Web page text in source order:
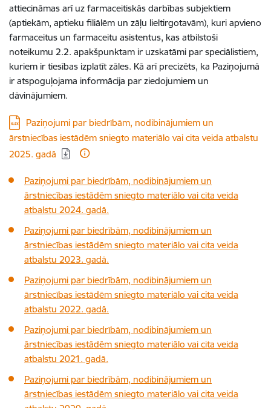
attiecināmas arī uz farmaceitiskās darbības subjektiem
(aptiekām, aptieku filiālēm un zāļu lieltirgotavām), kuri apvieno
farmaceitus un farmaceitu asistentus, kas atbilstoši
noteikumu 2.2. apakšpunktam ir uzskatāmi par speciālistiem,
kuriem ir tiesības izplatīt zāles. Kā arī precizēts, ka Paziņojumā
ir atspoguļojama informācija par ziedojumiem un
dāvinājumiem.
Lejupielādēt:
Paziņojumi par biedrībām, nodibinājumiem un
ārstniecības iestādēm sniegto materiālo vai cita veida atbalstu
2025. gadā
Paziņojumi par biedrībām, nodibinājumiem un
ārstniecības iestādēm sniegto materiālo vai cita veida
atbalstu 2024. gadā.
Paziņojumi par biedrībām, nodibinājumiem un
ārstniecības iestādēm sniegto materiālo vai cita veida
atbalstu 2023. gadā.
Paziņojumi par biedrībām, nodibinājumiem un
ārstniecības iestādēm sniegto materiālo vai cita veida
atbalstu 2022. gadā.
Paziņojumi par biedrībām, nodibinājumiem un
ārstniecības iestādēm sniegto materiālo vai cita veida
atbalstu 2021. gadā.
Paziņojumi par biedrībām, nodibinājumiem un
ārstniecības iestādēm sniegto materiālo vai cita veida